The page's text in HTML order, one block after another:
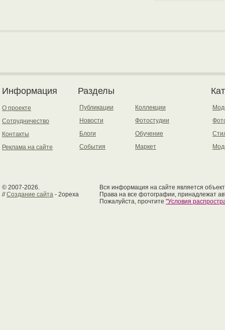
Информация
О проекте
Сотрудничество
Контакты
Реклама на сайте
Разделы
Публикации
Новости
Блоги
События
Коллекции
Фотостудии
Обучение
Маркет
© 2007-2026.
//Создание сайта - 2opexa
Вся информация на сайте является
Права на все фотографии, принадлежат
Пожалуйста, прочтите "Условия